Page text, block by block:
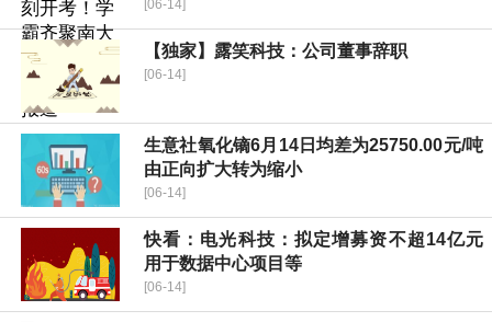
[06-14]
【独家】露笑科技：公司董事辞职
[06-14]
生意社氧化镝6月14日均差为25750.00元/吨
由正向扩大转为缩小
[06-14]
快看：电光科技：拟定增募资不超14亿元
用于数据中心项目等
[06-14]